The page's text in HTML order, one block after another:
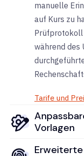
manuelle
auf Kurs zu
Prüfprotokoll
während des
Tarife und
Vorlagen